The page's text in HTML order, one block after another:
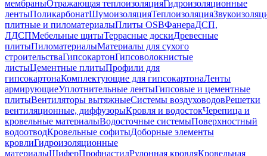
мембраныОтражающая теплоизоляцияГидроизоляционные
лентыПоликарбонатШумоизоляцияТеплоизоляция
плитные и пиломатериалыПлиты OSBФанераДСП,
ЛДСПМебельные щитыТеррасные доскиДревесные
плитыПиломатериалыМатериалы для сухого
строительстваГипсокартонГипсоволокнистые
листыЦементные плитыПрофили для
гипсокартонаКомплектующие для гипсокартонаЛенты
армирующиеУплотнительные лентыГипсовые и цементные
плитыВентиляторы вытяжныеСистемы воздуховодовРешетки
вентиляционные, диффузорыКровля и водостокЧерепица и
кровельные материалыВодосточные системыПоверхностный
водоотводКровельные софитыДоборные элементы
кровлиГидроизоляционные
материалыШиферПрофнастилРулонная кровляКровельная